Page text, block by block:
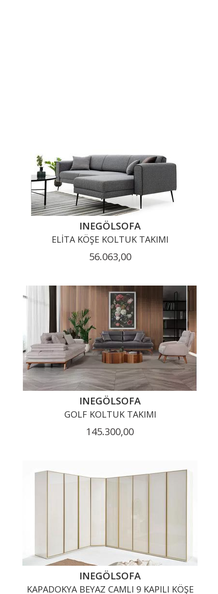
INEGÖLSOFA
ELITA KÖŞE KOLTUK TAKIMI
56.063,00
INEGÖLSOFA
GOLF KOLTUK TAKIMI
145.300,00
INEGÖLSOFA
KAPADOKYA BEYAZ CAMLI 9 KAPILI KÖŞE